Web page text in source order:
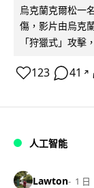
烏克蘭克爾松一
傷，影片由烏克
「狩獵式」攻擊
123 41 ↗
人工智能
Lawton 1 日